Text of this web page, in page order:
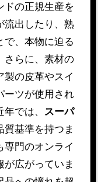
ドの正規生産を
流出したり、熟
で、本物に迫る
さらに、素材の
製の皮革やスイ
ーツが使用され
では、 スーパ
基準を持つま
専門のオンライ
広がっていま